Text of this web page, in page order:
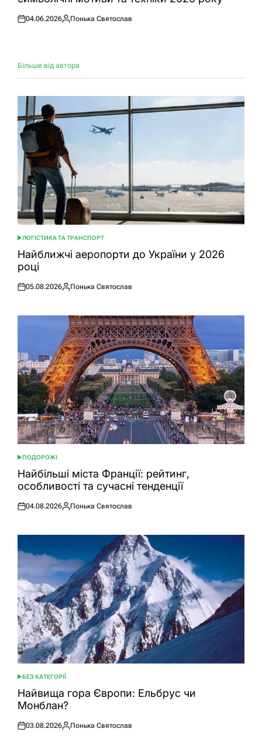
Оприлюднено
04.06.2026
Опубліковано
Понька Святослав
Більше від автора
ОПУБЛІКУВАТИ
У
ЛОГІСТИКА ТА ТРАНСПОРТ
Найближчі аеропорти до України у 2026
році
Оприлюднено
05.08.2026
Опубліковано
Понька Святослав
ОПУБЛІКУВАТИ
У
ПОДОРОЖІ
Найбільші міста Франції: рейтинг,
особливості та сучасні тенденції
Оприлюднено
04.08.2026
Опубліковано
Понька Святослав
ОПУБЛІКУВАТИ
У
БЕЗ КАТЕГОРІЇ
Найвища гора Європи: Ельбрус чи
Монблан?
Оприлюднено
03.08.2026
Опубліковано
Понька Святослав